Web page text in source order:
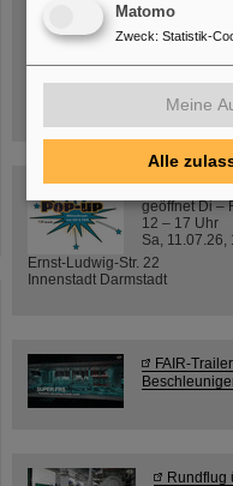
Mittwoch, 19.08.2026, 14 Uhr
Hannah Elfner,
GSI/FAIR/Goethe-Universität
Anmeldung und weitere
SCIENCE
geöffnet Di –
12 – 17 Uhr
Sa,
Ernst-Ludwig-Str. 22
Innenstadt Darmstadt
FAIR-
Rundflug
Matomo
Zweck: Statistik-
Meine
Alle